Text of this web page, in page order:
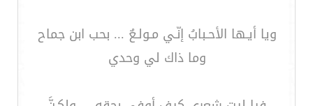
ويا أيـها الأحـبابُ إنّـي مـولـعٌ ... بحب ابن جماح
وما ذاك لي وحدي